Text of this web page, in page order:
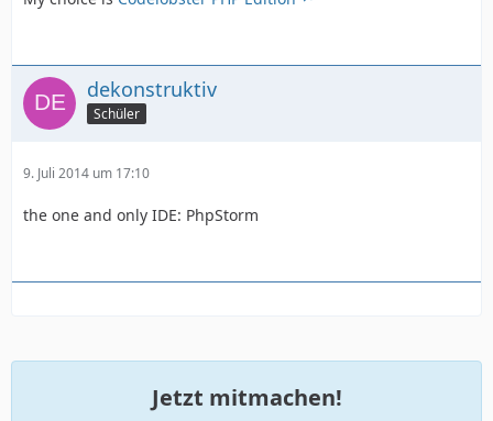
dekonstruktiv
Schüler
9. Juli 2014 um 17:10
the one and only IDE: PhpStorm
Jetzt mitmachen!